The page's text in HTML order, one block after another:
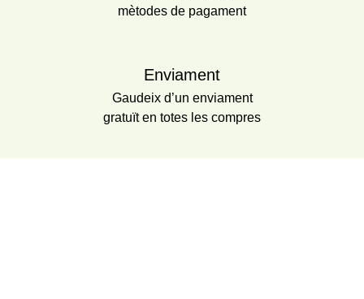
mètodes de pagament
Enviament
Gaudeix d’un enviament
gratuït en totes les compres